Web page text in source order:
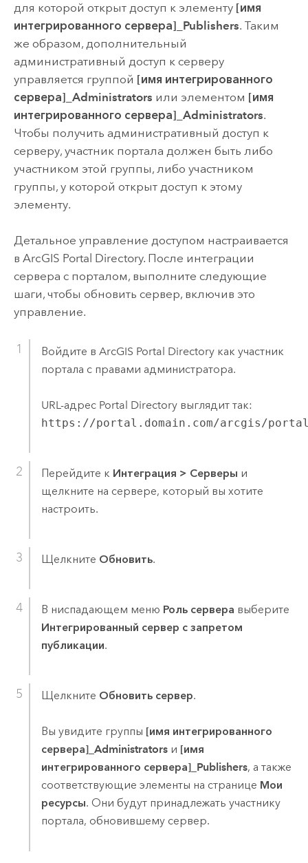
для которой открыт доступ к элементу [имя
интегрированного сервера]_Publishers. Таким
же образом, дополнительный
административный доступ к серверу
управляется группой [имя интегрированного
сервера]_Administrators или элементом [имя
интегрированного сервера]_Administrators.
Чтобы получить административный доступ к
серверу, участник портала должен быть либо
участником этой группы, либо участником
группы, у которой открыт доступ к этому
элементу.
Детальное управление доступом настраивается
в ArcGIS Portal Directory. После интеграции
сервера с порталом, выполните следующие
шаги, чтобы обновить сервер, включив это
управление.
Войдите в ArcGIS Portal Directory как участник
портала с правами администратора.
URL-адрес Portal Directory выглядит так:
https://portal.domain.com/arcgis/
Перейдите к Интеграция > Серверы и
щелкните на сервере, который вы хотите
настроить.
Щелкните Обновить.
В ниспадающем меню Роль сервера выберите
Интегрированный сервер с запретом
публикации.
Щелкните Обновить сервер.
Вы увидите группы [имя интегрированного
сервера]_Administratorsи [имя
интегрированного сервера]_Publishers, а также
соответствующие элементы на странице Мои
ресурсы. Они будут принадлежать участнику
портала, обновившему сервер.